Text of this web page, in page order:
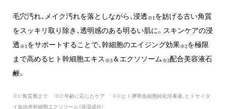
毛穴汚れ、メイク汚れを落としながら、浸透※1を妨げる古い角質
をスッキリ取り除き、透明感のある明るい肌に。スキンケアの浸
透※1をサポートすることで、幹細胞のエイジング効果※2を極限
まで高めるヒト幹細胞エキス ※3 ＆エクソソーム※3配合美容液石
鹸。
※1：角質層まで ※2：年齢に応じたケア
※3：ヒト臍帯血細胞純化培養液、ヒトサイタ
イ血由来幹細胞エクソソーム（保湿成分）